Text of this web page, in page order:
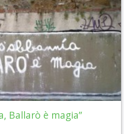
Ballarò è magia”